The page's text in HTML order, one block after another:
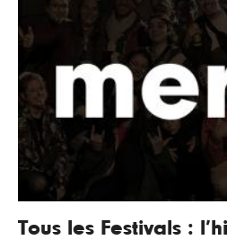
Tous les Festivals :